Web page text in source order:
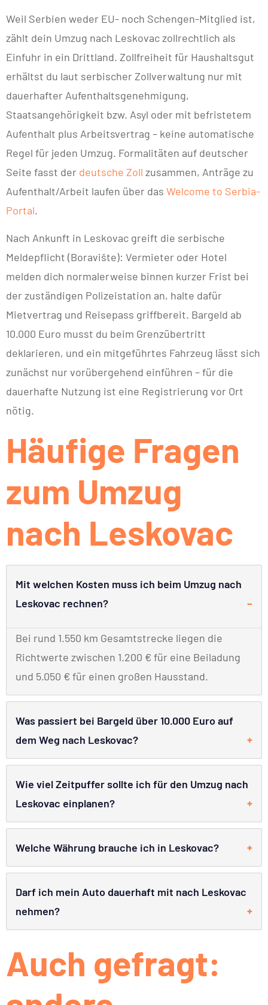
Weil Serbien weder EU- noch Schengen-Mitglied ist,
zählt dein Umzug nach Leskovac zollrechtlich als
Einfuhr in ein Drittland. Zollfreiheit für Haushaltsgut
erhältst du laut serbischer Zollverwaltung nur mit
dauerhafter Aufenthaltsgenehmigung,
Staatsangehörigkeit bzw. Asyl oder mit befristetem
Aufenthalt plus Arbeitsvertrag – keine automatische
Regel für jeden Umzug. Formalitäten auf deutscher
Seite fasst der deutsche Zoll zusammen, Anträge zu
Aufenthalt/Arbeit laufen über das Welcome to Serbia-
Portal.
Nach Ankunft in Leskovac greift die serbische
Meldepflicht (Boravište): Vermieter oder Hotel
melden dich normalerweise binnen kurzer Frist bei
der zuständigen Polizeistation an, halte dafür
Mietvertrag und Reisepass griffbereit. Bargeld ab
10.000 Euro musst du beim Grenzübertritt
deklarieren, und ein mitgeführtes Fahrzeug lässt sich
zunächst nur vorübergehend einführen – für die
dauerhafte Nutzung ist eine Registrierung vor Ort
nötig.
Häufige Fragen
zum Umzug
nach Leskovac
Mit welchen Kosten muss ich beim Umzug nach
Leskovac rechnen?
Bei rund 1.550 km Gesamtstrecke liegen die
Richtwerte zwischen 1.200 € für eine Beiladung
und 5.050 € für einen großen Hausstand.
Was passiert bei Bargeld über 10.000 Euro auf
dem Weg nach Leskovac?
Wie viel Zeitpuffer sollte ich für den Umzug nach
Leskovac einplanen?
Welche Währung brauche ich in Leskovac?
Darf ich mein Auto dauerhaft mit nach Leskovac
nehmen?
Auch gefragt: